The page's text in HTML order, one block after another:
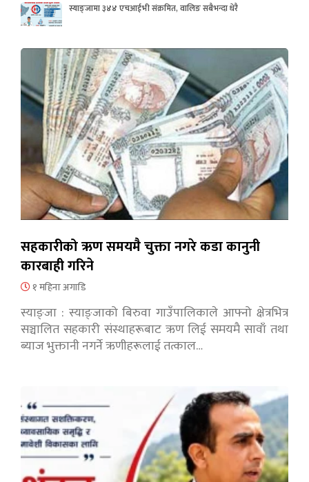
स्याङ्जामा ३४४ एचआईभी संक्रमित, वालिङ सबैभन्दा धेरै
सहकारीको ऋण समयमै चुक्ता नगरे कडा कानुनी
कारबाही गरिने
१ महिना अगाडि
स्याङ्जा : स्याङ्जाको बिरुवा गाउँपालिकाले आफ्नो क्षेत्रभित्र
सञ्चालित सहकारी संस्थाहरूबाट ऋण लिई समयमै सावाँ तथा
ब्याज भुक्तानी नगर्ने ऋणीहरूलाई तत्काल…